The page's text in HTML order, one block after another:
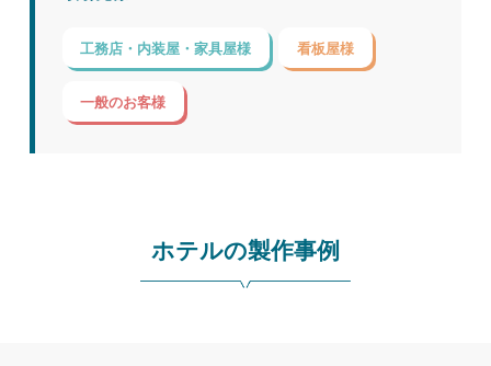
工務店・内装屋・家具屋様 看板屋様
一般のお客様
ホテルの製作事例